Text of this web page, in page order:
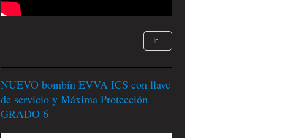
Ir...
NUEVO bombín EVVA ICS con llave
de servicio y Máxima Protección
GRADO 6